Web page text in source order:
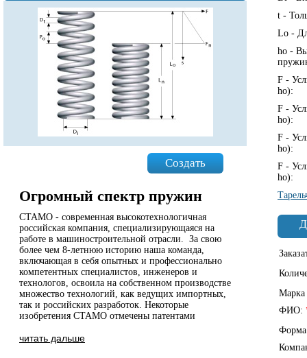
Создать
Огромный спектр пружин
СТАМО - современная высокотехнологичная
российская компания, специализирующаяся на
работе в машиностроительной отрасли. За свою
более чем 8-летнюю историю наша команда,
включающая в себя опытных и профессионально
компетентных специалистов, инженеров и
технологов, освоила на собственном производстве
множество технологий, как ведущих импортных,
так и российских разработок. Некоторые
изобретения СТАМО отмечены патентами
читать дальше
t -
Lo -
ho -
F -
ho):
F -
ho):
F -
ho):
F -
ho):
Марка
ФИО:
Форма